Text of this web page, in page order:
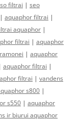
filtrai | seo
| aquaphor filtrai |
aquaphor |
filtrai | aquaphor
| aquaphor
aquaphor filtrai |
filtrai | vandens
s800 |
s550 | aquaphor
ir biurui aquaphor